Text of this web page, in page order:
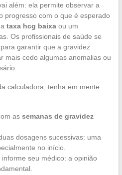
além: ela permite observar a
progresso com o que é esperado
taxa hcg baixaou um
Os profissionais de saúde se
garantir que a gravidez
mais cedo algumas anomalias ou
calculadora, tenha em mente
as semanas de gravidez
dosagens sucessivas: uma
no início.
seu médico: a opinião